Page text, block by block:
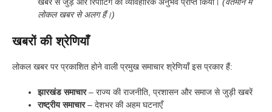
लोकल खबर से अलग हैं।)
खबरों की श्रेणियाँ
लोकल खबर पर प्रकाशित होने वाली प्रमुख समाचार श्रेणियाँ इस प्रकार हैं:
झारखंड समाचार– राज्य की राजनीति, प्रशासन और समाज से जुड़ी खबरें
राष्ट्रीय समाचार– देशभर की अहम घटनाएँ